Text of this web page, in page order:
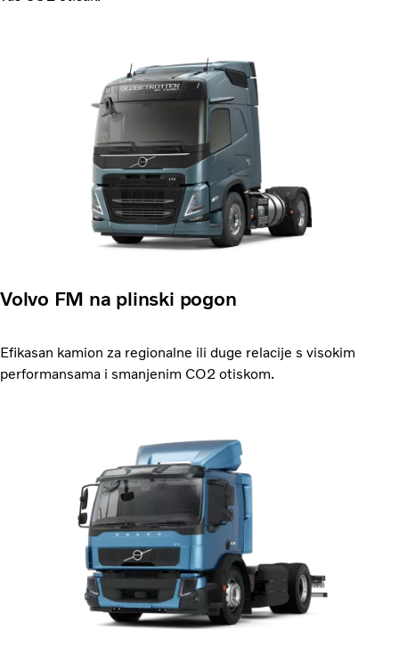
Volvo FM na plinski pogon
Efikasan kamion za regionalne ili duge relacije s visokim
performansama i smanjenim CO2 otiskom.